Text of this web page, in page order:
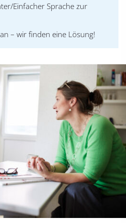
Einfacher Sprache zur
– wir finden eine Lösung!